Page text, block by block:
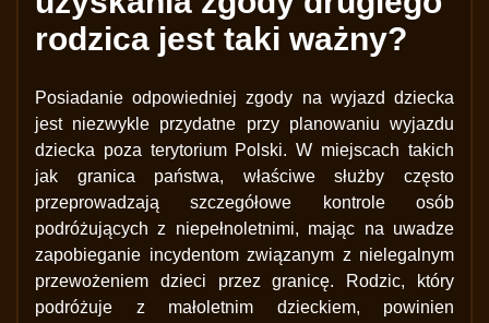
rodzica jest taki ważny?
Posiadanie odpowiedniej zgody na wyjazd dziecka
jest niezwykle przydatne przy planowaniu wyjazdu
dziecka poza terytorium Polski. W miejscach takich
jak granica państwa, właściwe służby często
przeprowadzają szczegółowe kontrole osób
podróżujących z niepełnoletnimi, mając na uwadze
zapobieganie incydentom związanym z nielegalnym
przewożeniem dzieci przez granicę. Rodzic, który
podróżuje z małoletnim dzieckiem, powinien